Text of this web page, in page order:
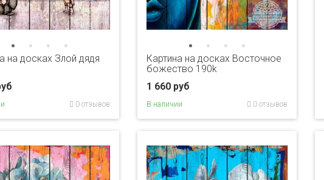
на досках Злой дядя
0 отзывов
Картина на досках Восточное
божество 190k
1 660 руб
В наличии 0 отзывов